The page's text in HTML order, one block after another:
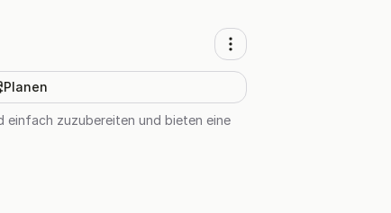
Planen
einfach zuzubereiten und bieten eine